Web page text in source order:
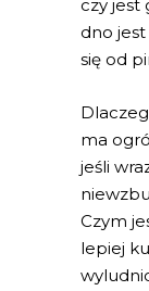
czy jest
dno jest
się od
ma
jeśli
Czym
lepiej